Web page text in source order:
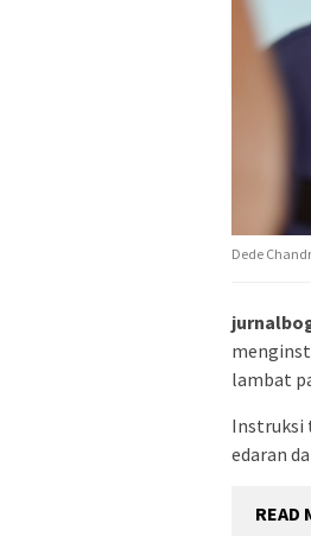
Dede
lambat
Instruksi
edaran
READ